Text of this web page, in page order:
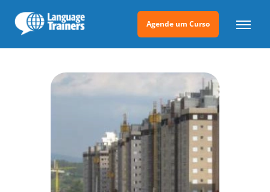
Agende um Curso